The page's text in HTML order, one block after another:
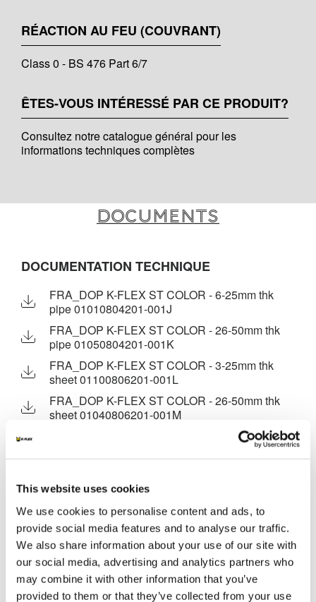
This website uses cookies
We use cookies to personalise content and ads, to
provide social media features and to analyse our traffic.
We also share information about your use of our site with
our social media, advertising and analytics partners who
may combine it with other information that you’ve
provided to them or that they’ve collected from your use
RÉACTION AU FEU (COUVRANT)
Class 0 - BS 476 Part 6/7
ÊTES-VOUS INTÉRESSÉ PAR CE PRODUIT?
Consultez notre catalogue général pour les
informations techniques complètes
Documents
DOCUMENTATION TECHNIQUE
FRA_DOP K-FLEX ST COLOR - 6-25mm thk
pipe 01010804201-001J
FRA_DOP K-FLEX ST COLOR - 26-50mm thk
pipe 01050804201-001K
FRA_DOP K-FLEX ST COLOR - 3-25mm thk
sheet 01100806201-001L
FRA_DOP K-FLEX ST COLOR - 26-50mm thk
sheet 01040806201-001M
FRA_DOP K-FLEX SOLAR COLOR - 6-25mm
K-FLEX STR COLOR
K-FLEX TAPE COLOR
MARKETING
K-FLEX TARIF 2026